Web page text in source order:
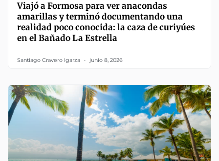
Viajó a Formosa para ver anacondas
amarillas y terminó documentando una
realidad poco conocida: la caza de curiyúes
en el Bañado La Estrella
Santiago Cravero Igarza junio 8, 2026